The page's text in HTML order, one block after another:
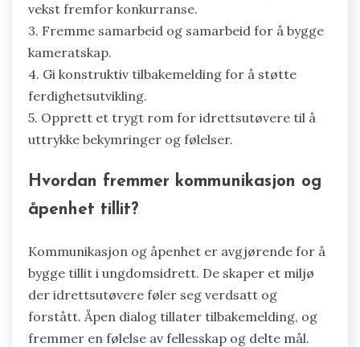
vekst fremfor konkurranse.
3. Fremme samarbeid og samarbeid for å bygge
kameratskap.
4. Gi konstruktiv tilbakemelding for å støtte
ferdighetsutvikling.
5. Opprett et trygt rom for idrettsutøvere til å
uttrykke bekymringer og følelser.
Hvordan fremmer kommunikasjon og
åpenhet tillit?
Kommunikasjon og åpenhet er avgjørende for å
bygge tillit i ungdomsidrett. De skaper et miljø
der idrettsutøvere føler seg verdsatt og
forstått. Åpen dialog tillater tilbakemelding, og
fremmer en følelse av fellesskap og delte mål.